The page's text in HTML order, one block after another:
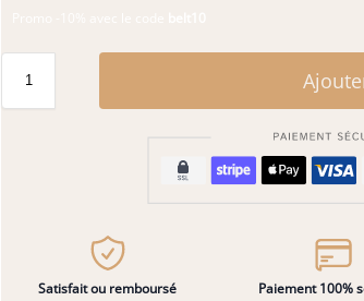
Satisfait ou remboursé Paiement 100%